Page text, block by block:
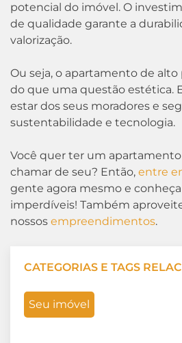
potencial do imóvel. O
de qualidade garante a
valorização.
Ou seja, o apartamento de
do que uma questão estética.
estar dos seus moradores e
sustentabilidade e tecnologia.
Você quer ter um apartamento
chamar de seu? Então, entre
gente agora mesmo e
imperdíveis! Também
nossos empreendimentos.
CATEGORIAS E TAGS
Seu imóvel